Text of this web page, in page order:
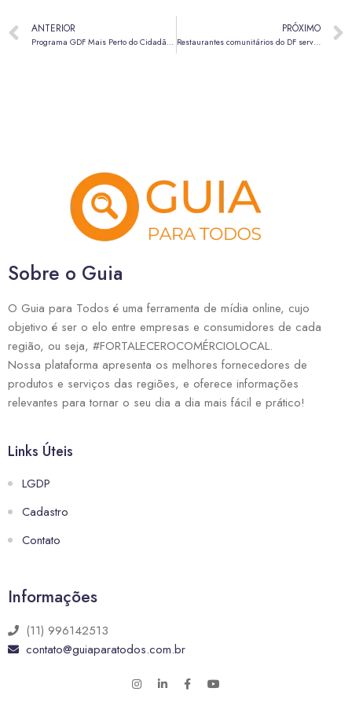
ANTERIOR
Programa GDF Mais Perto do Cidadão começa o ano com edição em Ceilândia
PRÓXIMO
Restaurantes comunitários do DF servem uma refeição a cada dois segundos
Sobre o Guia
O Guia para Todos é uma ferramenta de mídia online, cujo
objetivo é ser o elo entre empresas e consumidores de cada
região, ou seja, #FORTALECEROCOMÉRCIOLOCAL.
Nossa plataforma apresenta os melhores fornecedores de
produtos e serviços das regiões, e oferece informações
relevantes para tornar o seu dia a dia mais fácil e prático!
Links Úteis
LGDP
Cadastro
Contato
Informações
(11) 996142513
contato@guiaparatodos.com.br